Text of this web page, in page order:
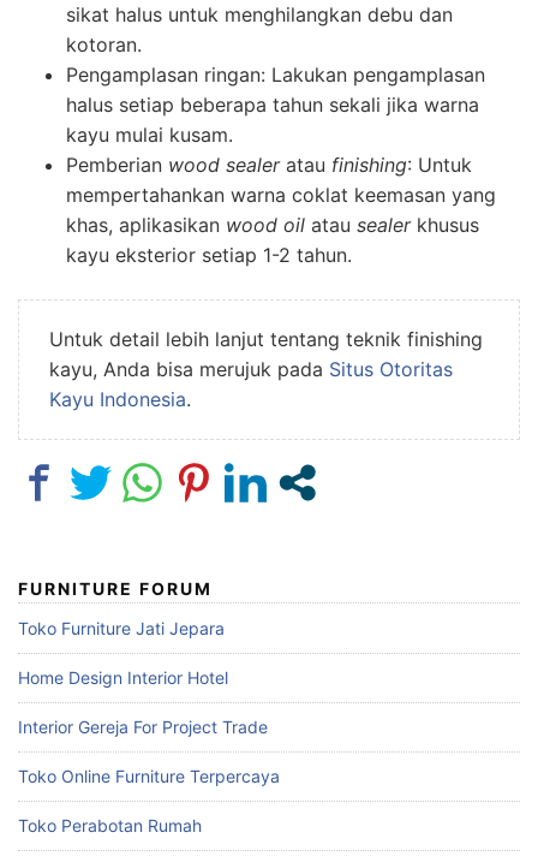
sikat halus untuk menghilangkan debu dan
kotoran.
Pengamplasan ringan: Lakukan pengamplasan
halus setiap beberapa tahun sekali jika warna
kayu mulai kusam.
Pemberian wood sealeratau finishing: Untuk
mempertahankan warna coklat keemasan yang
khas, aplikasikan wood oil atau sealerkhusus
kayu eksterior setiap 1-2 tahun.
Untuk detail lebih lanjut tentang teknik finishing
kayu, Anda bisa merujuk pada Situs Otoritas
Kayu Indonesia.
FURNITURE FORUM
Toko Furniture Jati Jepara
Home Design Interior Hotel
Interior Gereja For Project Trade
Toko Online Furniture Terpercaya
Toko Perabotan Rumah